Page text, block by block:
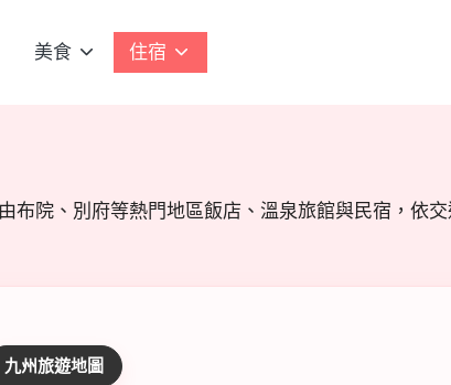
美食 住宿
院、別府等熱門地區飯店、溫泉旅館與民宿，依
九州旅遊地圖